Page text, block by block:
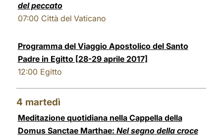
del peccato
07:00 Città del Vaticano
Programma del Viaggio Apostolico del Santo
Padre in Egitto [28-29 aprile 2017]
12:00 Egitto
4 martedì
Meditazione quotidiana nella Cappella della
Domus Sanctae Marthae: Nel segno della croce